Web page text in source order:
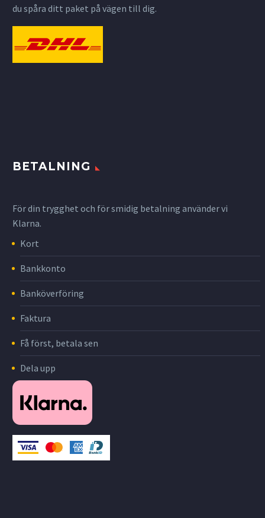
du spåra ditt paket på vägen till dig.
BETALNING
För din trygghet och för smidig betalning använder vi
Klarna.
Kort
Bankkonto
Banköverföring
Faktura
Få först, betala sen
Dela upp